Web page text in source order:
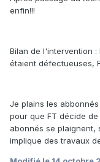
enfin!!!
Bilan de l'intervention
étaient défectueuses,
Je plains les
pour que FT décide
abonnés se plaignent,
implique des travaux